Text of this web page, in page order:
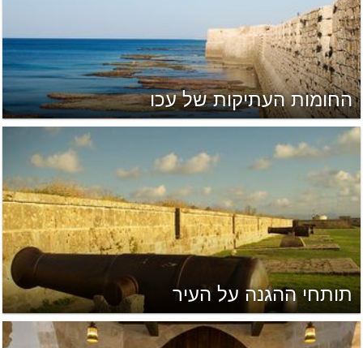
החומות העתיקות של עכו
תותחי ההגנה על העיר